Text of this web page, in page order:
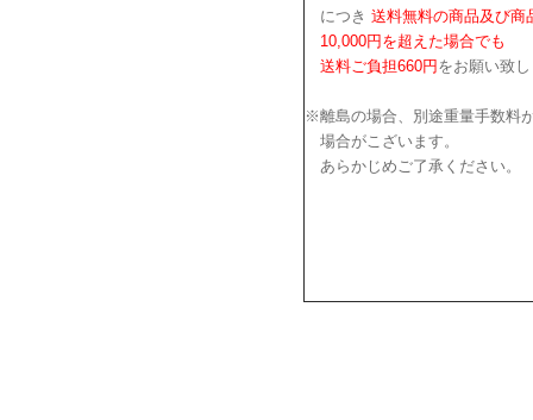
につき 送料無料の商品及び商
10,000円を超えた場合でも
送料ご負担660円をお願い致
※離島の場合、別途重量手数料
場合がこざいます。
あらかじめご了承ください。